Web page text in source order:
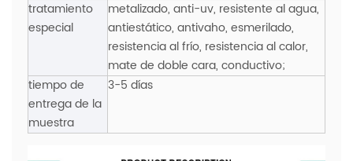
tratamiento
especial
metalizado, anti-uv, resistente al agua,
antiestático, antivaho, esmerilado,
resistencia al frío, resistencia al calor,
mate de doble cara, conductivo;
tiempo de
entrega de la
muestra
3-5 días